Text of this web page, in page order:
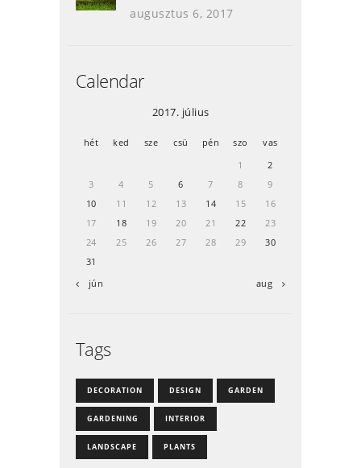
augusztus 6, 2017
Calendar
2017. július
hét ked sze csü pén szo
vas
1
2
3
4 5 6 7 8
9
10
11 12 13 14 15
16
17
18 19 20 21 22
23
24
25 26 27 28 29
30
31
« jún
aug »
Tags
DECORATION DESIGN GARDEN
GARDENING INTERIOR
LANDSCAPE PLANTS